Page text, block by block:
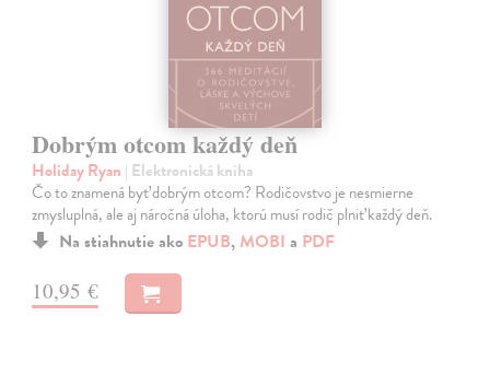
Dobrým otcom každý deň
Holiday Ryan | Elektronická kniha
Čo to znamená byť dobrým otcom? Rodičovstvo je nesmierne
zmysluplná, ale aj náročná úloha, ktorú musí rodič plniť každý deň.
Na stiahnutie ako EPUB, MOBI a PDF
10,95 €